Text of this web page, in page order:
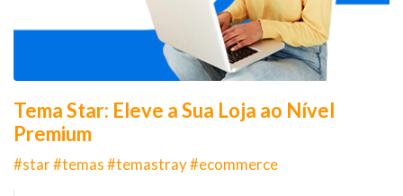
Tema Star: Eleve a Sua Loja ao Nível
Premium
#star #temas #temastray #ecommerce